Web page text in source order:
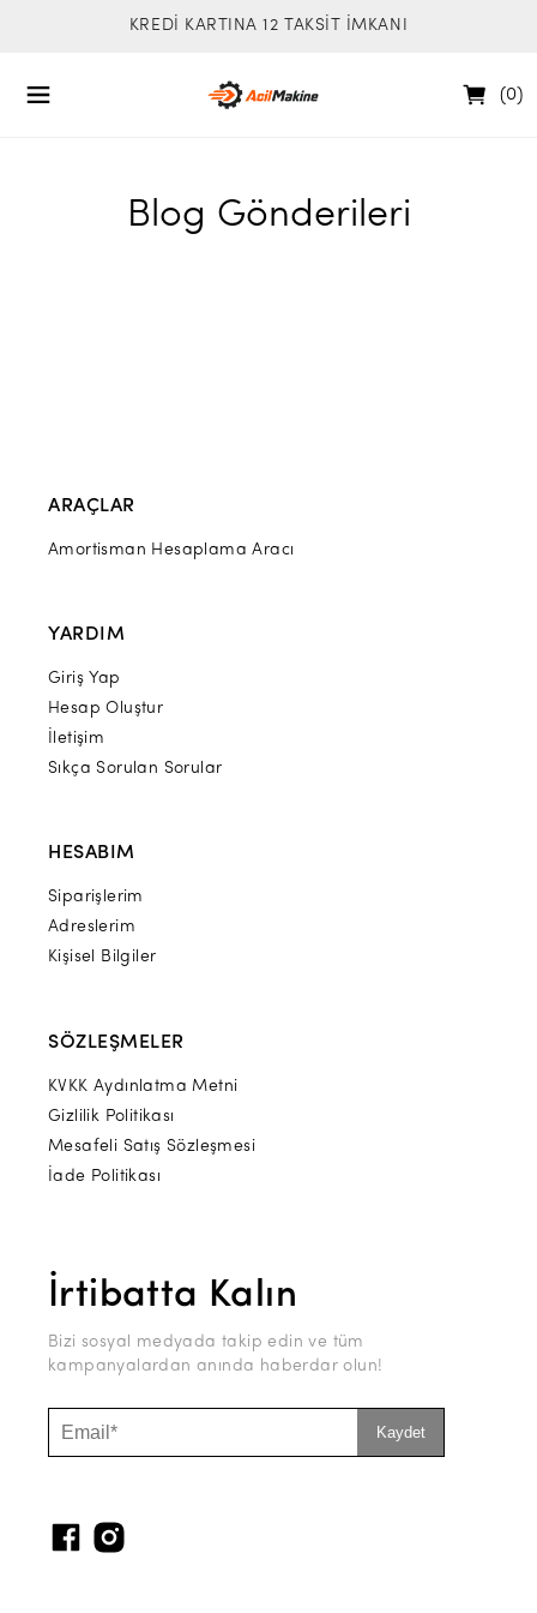
KREDİ KARTINA 12 TAKSİT İMKANI
(0)
Blog Gönderileri
ARAÇLAR
Amortisman Hesaplama Aracı
YARDIM
Giriş Yap
Hesap Oluştur
İletişim
Sıkça Sorulan Sorular
HESABIM
Siparişlerim
Adreslerim
Kişisel Bilgiler
SÖZLEŞMELER
KVKK Aydınlatma Metni
Gizlilik Politikası
Mesafeli Satış Sözleşmesi
İade Politikası
İrtibatta Kalın
Bizi sosyal medyada takip edin ve tüm
kampanyalardan anında haberdar olun!
Kaydet